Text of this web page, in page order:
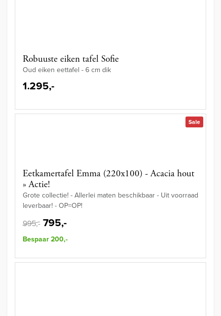
Robuuste eiken tafel Sofie
Oud eiken eettafel - 6 cm dik
1.295,-
Sale
Eetkamertafel Emma (220x100) - Acacia hout
» Actie!
Grote collectie! - Allerlei maten beschikbaar - Uit voorraad
leverbaar! - OP=OP!
995,- 795,-
Bespaar 200,-